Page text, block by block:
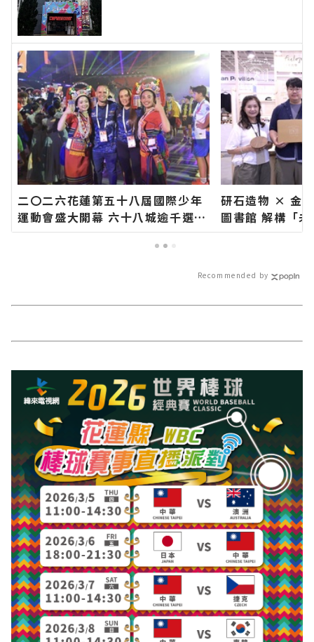
二〇二六花蓮第五十八屆國際少年
運動會盛大開幕 六十八城逾千選手
齊聚花蓮∣花蓮新聞網官方網站各
類新聞－最快速的今日新聞報導 最
研石造物 × 金
圖書館 解構「
花蓮新聞網官方
Recommended by